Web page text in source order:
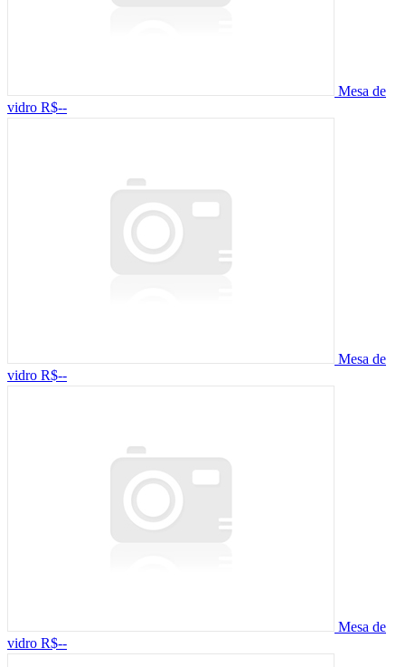
Mesa de
vidro R$--
Mesa de
vidro R$--
Mesa de
vidro R$--